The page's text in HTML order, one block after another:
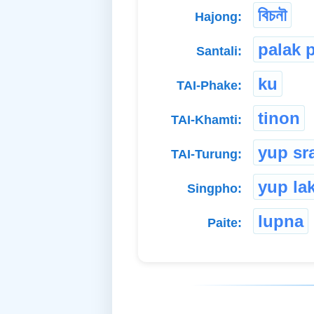
Hajong: বিচনৗ
Santali: palak
TAI-Phake: ku
TAI-Khamti: tinon
TAI-Turung: yup
Singpho: yup
Paite: lupna